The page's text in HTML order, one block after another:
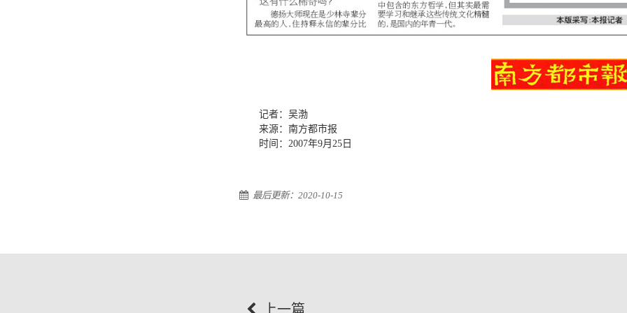
记者：吴渤
来源：南方都市报
时间：2007年9月25日
最后更新：2020-10-15
上一篇